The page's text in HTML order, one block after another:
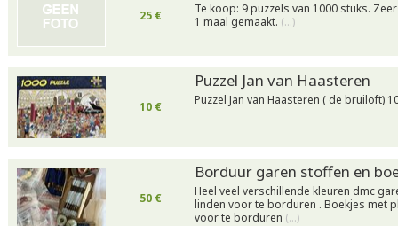
25 €
Te koop: 9 puzzels van 1000 stuks.
1 maal gemaakt. (…)
10 €
Puzzel Jan van Haasteren
Puzzel Jan van Haasteren ( de bruiloft)
50 €
Borduur garen stoffen en
Heel veel verschillende kleuren dmc
linden voor te borduren . Boekjes met
voor te borduren (…)